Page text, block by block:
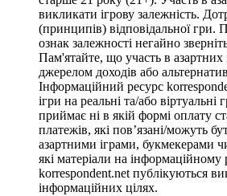
викликати ігрову залежність.
(принципів) відповідальної
ознак залежності негайно
Пам'ятайте, що участь в азартних
джерелом доходів або
Інформаційний ресурс
ігри на реальні та/або віртуальні
приймає ні в якій формі оплату
платежів, які пов’язані/можуть
азартними іграми, букмекерами
які матеріали на інформаційному
korrespondent.net публікуються
інформаційних цілях.